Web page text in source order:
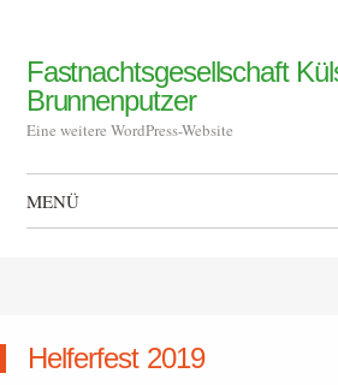
Fastnachtsgesellschaft
Brunnenputzer
Eine weitere WordPress-Website
MENÜ
Helferfest 2019